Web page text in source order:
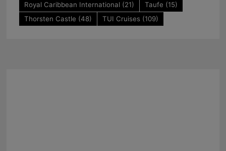
Royal Caribbean International (21) Taufe (15)
Thorsten Castle (48) TUI Cruises (109)